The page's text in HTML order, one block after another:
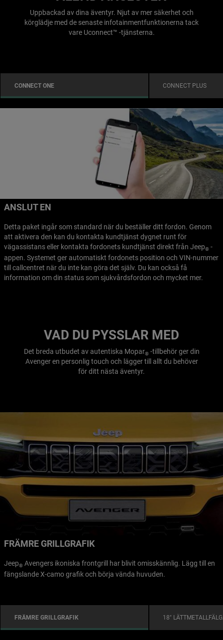
Uppbackad av dina äventyr. Njut av mer säkerhet och
körglädje med de senaste infotainmentfunktionerna tack
vare Uconnect™ -tjänsterna.
CONNECT ONE CONNECT PLUS
ANSLUT EN
Detta paket ingår som standard när du beställer ditt fordon. Genom
att aktivera den kan du kontakta kundtjänst dygnet runt för
vägassistans eller kontakta fordonets kundtjänst direkt från Jeep® -
appen. Systemet ger automatiskt fordonets position och VIN-nummer
till callcentret när du inte kan göra det själv. Du kan också få
information om din status som sjukvårdsfordon och mycket mer.
VAD DU PYSSLAR MED
Det breda utbudet av autentiska Mopar®-tillbehör ger din
Avenger en personlig touch och lägger till allt du behöver
för ditt nästa äventyr.
FRÄMRE GRILLGRAFIK
Jeep® Avengers ikoniska frontgrill har blivit omisskännlig. Lägg till en
fängslande X-camo grafik och börja vända huvuden.
FRÄMRE GRILLGRAFIK 18"